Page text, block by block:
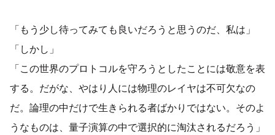
「もう少し待ってみても良いだろうと思うのだ、私は」
「しかし」
「この世界のプロトコルを守ろうとしたことには敬意を表
する。だがな、やはり人には物理のレイヤは不可欠なの
だ。論理の中だけで生きられる者ばかりではない。そのよ
うなものは、量子演算の中で選択的に淘汰されるだろう」